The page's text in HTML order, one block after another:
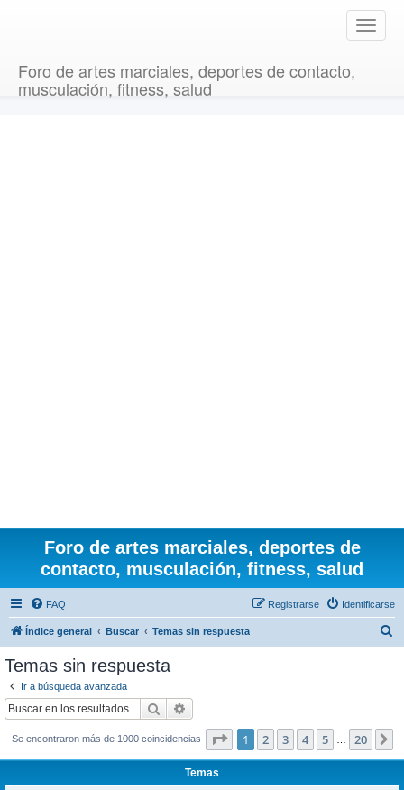
T
o
Foro de artes marciales, deportes de contacto,
musculación, fitness, salud
Foro de artes marciales, deportes de
contacto, musculación, fitness, salud
FAQ Identificarse
Registrarse
Índice general Buscar Temas sin respuesta
Temas sin respuesta
Ir a búsqueda avanzada
Buscar
Se encontraron más de 1000 coincidencias Página de 20
1 2 3 4 5 20
Temas